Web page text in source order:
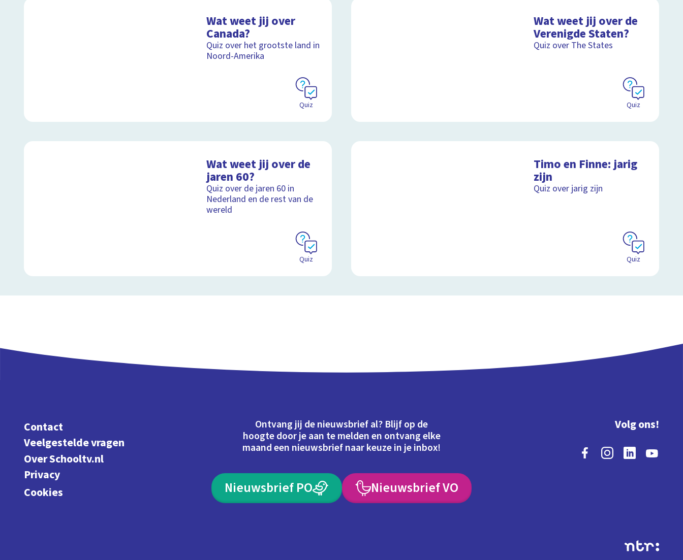
Wat weet jij over
Canada?
Quiz over het grootste land in
Noord-Amerika
Quiz
Wat weet jij over de
Verenigde Staten?
Quiz over The States
Quiz
Wat weet jij over de
jaren 60?
Quiz over de jaren 60 in
Nederland en de rest van de
wereld
Quiz
Timo en Finne: jarig
zijn
Quiz over jarig zijn
Quiz
Contact
Veelgestelde vragen
Over Schooltv.nl
Privacy
Cookies
Ontvang jij de nieuwsbrief al? Blijf op de
hoogte door je aan te melden en ontvang elke
maand een nieuwsbrief naar keuze in je inbox!
Nieuwsbrief PO Nieuwsbrief VO
Volg ons!